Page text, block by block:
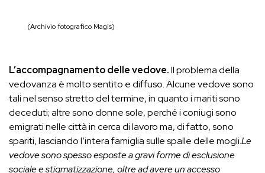
(Archivio fotografico Magis)
L’accompagnamento delle vedove.Il problema della
vedovanza è molto sentito e diffuso. Alcune vedove sono
tali nel senso stretto del termine, in quanto i mariti sono
deceduti; altre sono donne sole, perché i coniugi sono
emigrati nelle città in cerca di lavoro ma, di fatto, sono
spariti, lasciando l’intera famiglia sulle spalle delle mogli.Le
vedove sono spesso esposte a gravi forme di esclusione
sociale e stigmatizzazione, oltre ad avere un accesso